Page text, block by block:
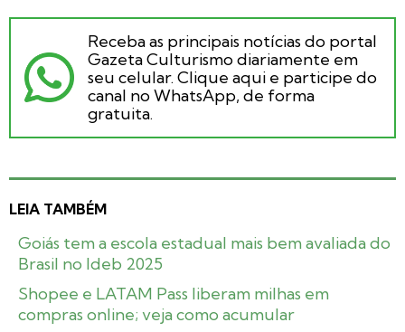
Receba as principais notícias do portal
Gazeta Culturismo diariamente em
seu celular. Clique aqui e participe do
canal no WhatsApp, de forma
gratuita.
LEIA TAMBÉM
Goiás tem a escola estadual mais bem avaliada do
Brasil no Ideb 2025
Shopee e LATAM Pass liberam milhas em
compras online; veja como acumular